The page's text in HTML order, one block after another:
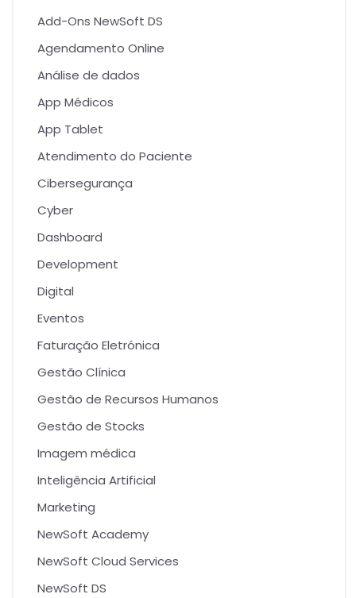
Add-Ons NewSoft DS
Agendamento Online
Análise de dados
App Médicos
App Tablet
Atendimento do Paciente
Cibersegurança
Cyber
Dashboard
Development
Digital
Eventos
Faturação Eletrónica
Gestão Clínica
Gestão de Recursos Humanos
Gestão de Stocks
Imagem médica
Inteligência Artificial
Marketing
NewSoft Academy
NewSoft Cloud Services
NewSoft DS